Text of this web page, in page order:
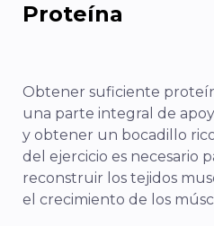
Proteína
Obtener suficiente
una parte integral de
y obtener un bocadillo
del ejercicio es necesario
reconstruir los tejidos
el crecimiento de los